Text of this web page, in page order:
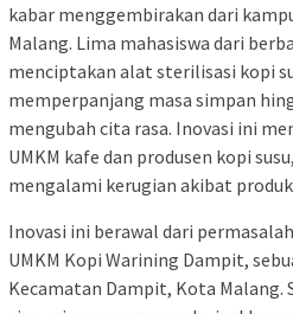
kabar menggembirakan dari
Malang. Lima mahasiswa dari
menciptakan alat sterilisasi kopi
memperpanjang masa simpan
mengubah cita rasa. Inovasi ini
UMKM kafe dan produsen kopi
mengalami kerugian akibat
Inovasi ini berawal dari
UMKM Kopi Warining Dampit,
Kecamatan Dampit, Kota Malang.